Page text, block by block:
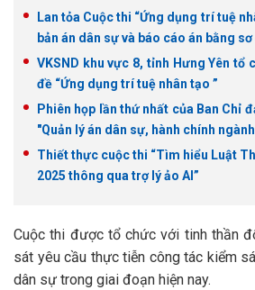
Lan tỏa Cuộc thi “Ứng dụng trí tuệ
bản án dân sự và báo cáo án bằng
VKSND khu vực 8, tỉnh Hưng Yên tổ
đề “Ứng dụng trí tuệ nhân tạo ”
Phiên họp lần thứ nhất của Ban Chỉ
"Quản lý án dân sự, hành chính
Thiết thực cuộc thi “Tìm hiểu Luật
2025 thông qua trợ lý ảo AI”
Cuộc thi được tổ chức với tinh thần
sát yêu cầu thực tiễn công tác kiểm
dân sự trong giai đoạn hiện nay.